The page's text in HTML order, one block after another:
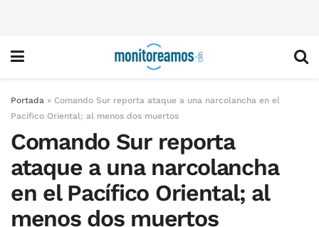
Portada » Comando Sur reporta ataque a una narcolancha en el
Pacífico Oriental; al menos dos muertos
Comando Sur reporta
ataque a una narcolancha
en el Pacífico Oriental; al
menos dos muertos